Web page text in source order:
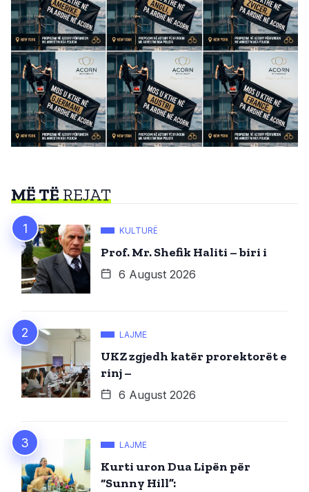
MË TËREJAT
KULTURË
Prof. Mr. Shefik Haliti – biri i
6 August 2026
LAJME
UKZ zgjedh katër prorektorët e
rinj –
6 August 2026
LAJME
Kurti uron Dua Lipën për
“Sunny Hill”: